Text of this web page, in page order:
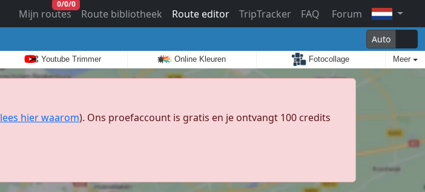
Mijn routes
0/0/0
Route bibliotheek Route editor TripTracker FAQ
Forum
Auto
Youtube Trimmer Online Kleuren Fotocollage Meer
lees hier waarom). Ons proefaccount is gratis en je ontvangt 100 credits